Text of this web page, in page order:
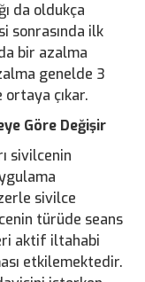
da oldukça
sonrasında ilk
bir azalma
genelde 3
çıkar.
Göre Değişir
sivilcenin
sivilce
türüde seans
aktif iltahabi
etkilemektedir.